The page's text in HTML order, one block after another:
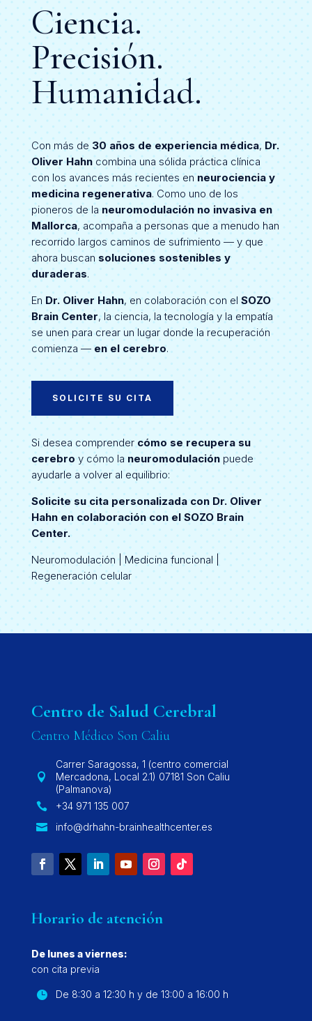
Ciencia.
Precisión.
Humanidad.
Con más de 30 años de experiencia médica, Dr.
Oliver Hahncombina una sólida práctica clínica
con los avances más recientes enneurociencia y
medicina regenerativa. Como uno de los
pioneros de laneuromodulación no invasiva en
Mallorca, acompaña a personas que a menudo han
recorrido largos caminos de sufrimiento — y que
ahora buscan soluciones sostenibles y
duraderas.
En Dr. Oliver Hahn, en colaboración con el SOZO
Brain Center, la ciencia, la tecnología y la empatía
se unen para crear un lugar donde la recuperación
comienza — en el cerebro.
SOLICITE SU CITA
Si desea comprender cómo se recupera su
cerebroy cómo la neuromodulaciónpuede
ayudarle a volver al equilibrio:
Solicite su cita personalizada con Dr. Oliver
Hahn en colaboración con el SOZO Brain
Center.
Neuromodulación | Medicina funcional |
Regeneración celular
Centro de Salud Cerebral
Centro Médico Son Caliu

Carrer Saragossa, 1 (centro comercial
Mercadona, Local 2.1) 07181 Son Caliu
(Palmanova)
 +34 971 135 007
 info@drhahn-brainhealthcenter.es
Horario de atención
De lunes a viernes:
con cita previa
 De 8:30 a 12:30 h y de 13:00 a 16:00 h